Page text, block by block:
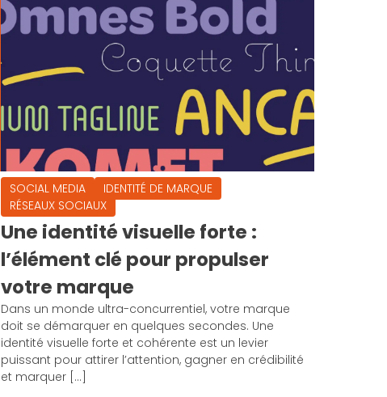
SOCIAL MEDIA
IDENTITÉ DE MARQUE
RÉSEAUX SOCIAUX
Une identité visuelle forte :
l’élément clé pour propulser
votre marque
Dans un monde ultra-concurrentiel, votre marque
doit se démarquer en quelques secondes. Une
identité visuelle forte et cohérente est un levier
puissant pour attirer l’attention, gagner en crédibilité
et marquer […]